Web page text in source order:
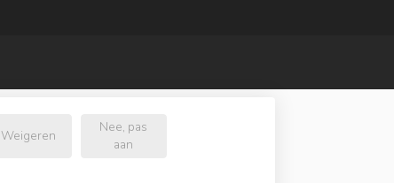
Weigeren
Nee, pas
aan